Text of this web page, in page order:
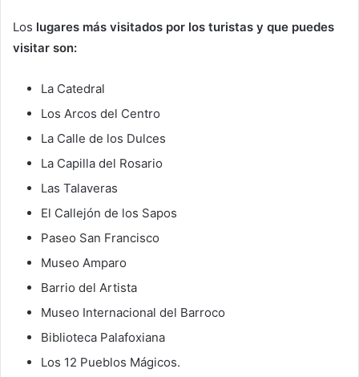
Los lugares más visitados por los turistas y que puedes
visitar son:
La Catedral
Los Arcos del Centro
La Calle de los Dulces
La Capilla del Rosario
Las Talaveras
El Callejón de los Sapos
Paseo San Francisco
Museo Amparo
Barrio del Artista
Museo Internacional del Barroco
Biblioteca Palafoxiana
Los 12 Pueblos Mágicos.